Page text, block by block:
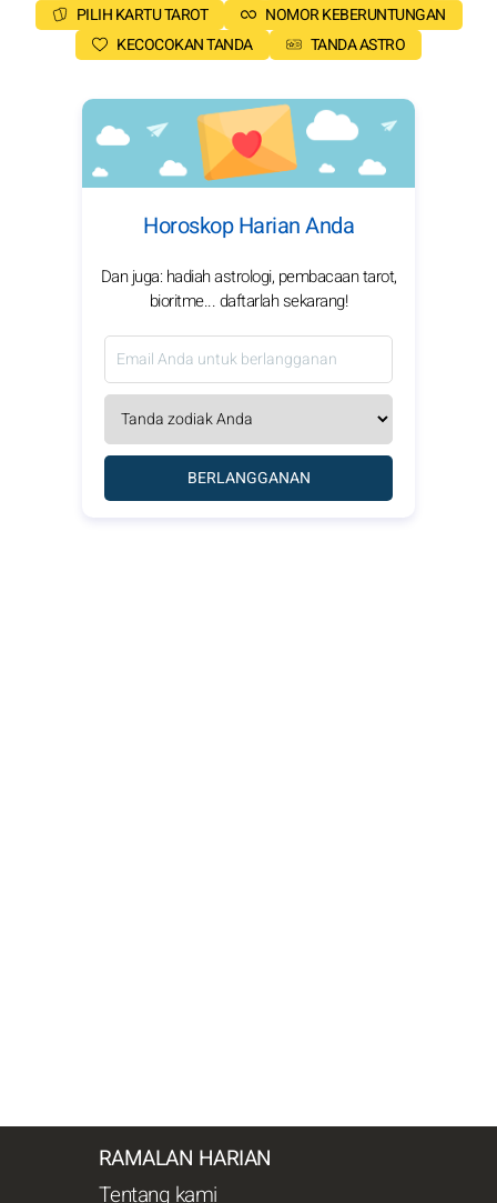
PILIH KARTU TAROT
NOMOR KEBERUNTUNGAN
KECOCOKAN TANDA
TANDA ASTRO
Horoskop Harian Anda
Dan juga: hadiah astrologi, pembacaan tarot,
bioritme... daftarlah sekarang!
BERLANGGANAN
RAMALAN HARIAN
Tentang kami